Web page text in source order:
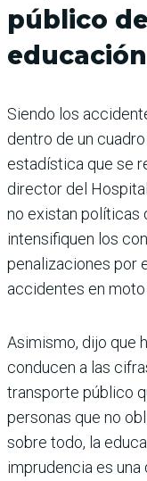
público
educación
Siendo los
dentro de un
estadística que se
director del
no existan políticas
intensifiquen los
penalizaciones por
accidentes en moto
Asimismo, dijo que
conducen a las
transporte público
personas que no
sobre todo, la
imprudencia es una